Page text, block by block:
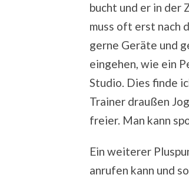
bucht und er in der
muss oft erst nach
gerne Geräte und
eingehen, wie ein
Studio. Dies finde
Trainer draußen
freier. Man kann
Ein weiterer
anrufen kann und